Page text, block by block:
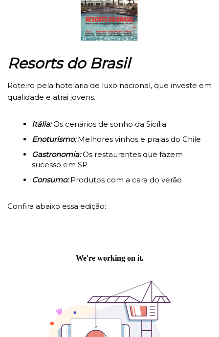
Resorts do Brasil
Roteiro pela hotelaria de luxo nacional, que investe em
qualidade e atrai jovens.
Itália:Os cenários de sonho da Sicília
Enoturismo: Melhores vinhos e praias do Chile
Gastronomia:Os restaurantes que fazem
sucesso em SP
Consumo:Produtos com a cara do verão
Confira abaixo essa edição: